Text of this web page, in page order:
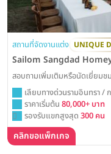
สถานที่จัดงานแต่ง UNIQUE
Sailom Sangdad
สอบถามเพิ่มเติมหรือนัดเยี่ยม
เลียบทางด่วนรามอินทรา /
ราคาเริ่มต้น 80,000+ บาท
รองรับแขกสูงสุด 300 คน
คลิกขอแพ็กเกจ